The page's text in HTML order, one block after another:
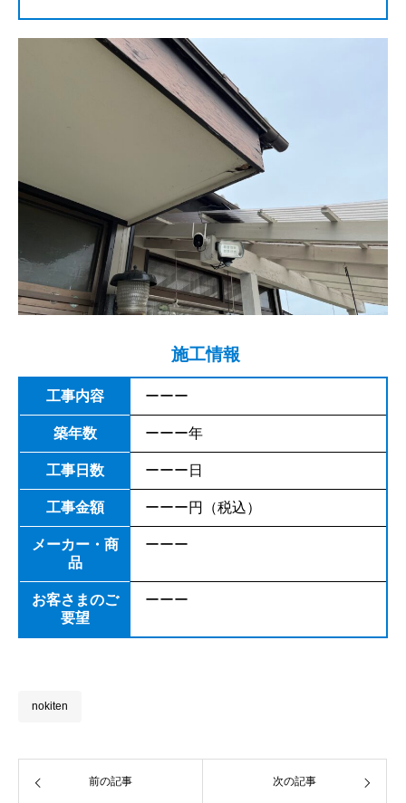
施工情報
工事内容 ーーー
築年数 ーーー年
工事日数 ーーー日
工事金額 ーーー円（税込）
メーカー・商
品
ーーー
お客さまのご
要望
ーーー
nokiten
前の記事 次の記事